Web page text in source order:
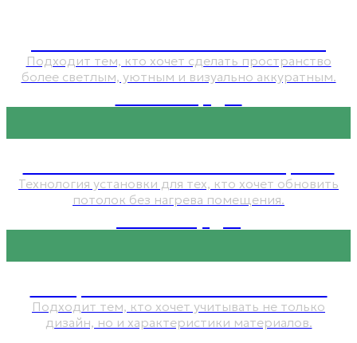
Подходит тем, кто хочет сделать пространство
более светлым, уютным и визуально аккуратным.
Технология установки для тех, кто хочет обновить
потолок без нагрева помещения.
Подходит тем, кто хочет учитывать не только
дизайн, но и характеристики материалов.